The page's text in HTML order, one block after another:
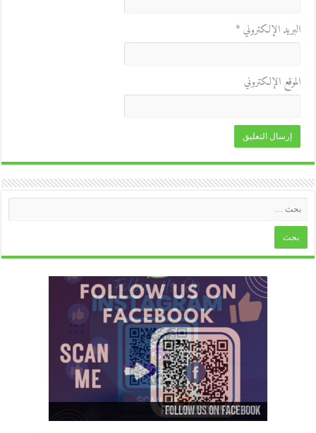
البريد الإلكتروني*
الموقع الإلكتروني
Follow us on facebook
Follow us on instagram
Follow us on Tiktok
Follow us on Youtube